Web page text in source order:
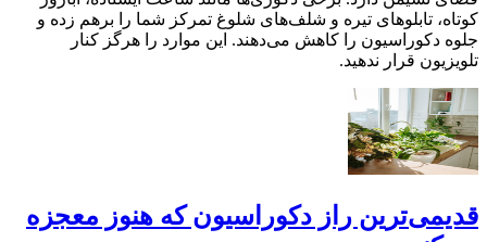
کوتاه، تابلوهای تیره و شلف‌های شلوغ تمرکز شما را برهم زده و
جلوه دکوراسیون را کاهش می‌دهند. این موارد را هرگز کنار
تلویزیون قرار ندهید.
قدیمی‌ترین راز دکوراسیون که هنوز معجزه